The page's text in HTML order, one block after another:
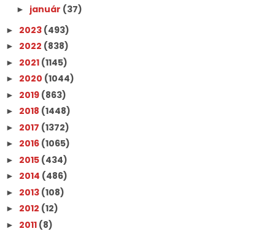
► január (37)
► 2023 (493)
► 2022 (838)
► 2021 (1145)
► 2020 (1044)
► 2019 (863)
► 2018 (1448)
► 2017 (1372)
► 2016 (1065)
► 2015 (434)
► 2014 (486)
► 2013 (108)
► 2012 (12)
► 2011 (8)